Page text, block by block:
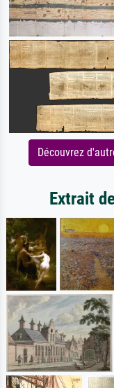
Découvrez
Extrait